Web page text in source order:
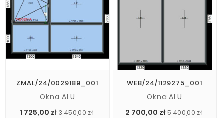
ZMAL/24/0029189_001
Okna ALU
1 725,00 zł 3 450,00 zł
WEB/24/1129275_001
Okna ALU
2 700,00 zł 5 400,00 zł